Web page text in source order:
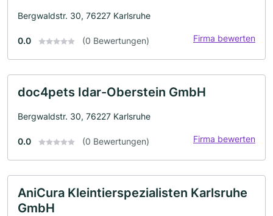
Bergwaldstr. 30, 76227 Karlsruhe
0.0 (0 Bewertungen) Firma bewerten
doc4pets Idar-Oberstein GmbH
Bergwaldstr. 30, 76227 Karlsruhe
0.0 (0 Bewertungen) Firma bewerten
AniCura Kleintierspezialisten Karlsruhe
GmbH